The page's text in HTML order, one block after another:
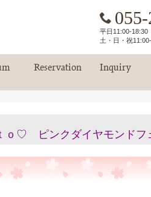
平日11:00-18:30
土・日・祝
Reservation Inquiry
ｏ♡ ピンクダイヤモンドフ